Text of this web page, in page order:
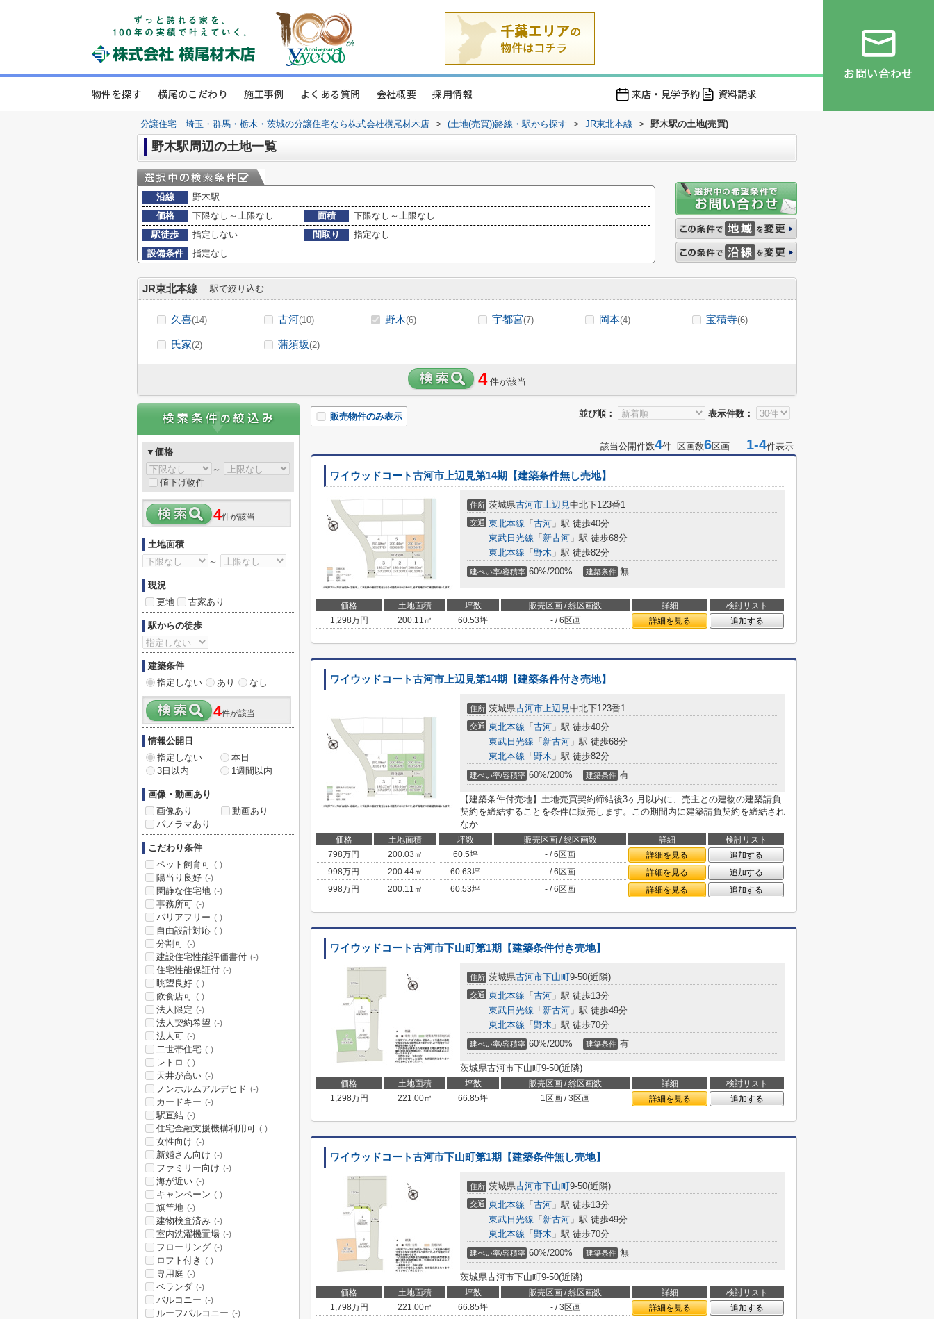
物件を探す 横尾のこだわり 施工事例 よくある質問 会社概要 採用情報 来店・見学予約 資料請求
お問い合わせ
分譲住宅｜埼玉・群馬・栃木・茨城の分譲住宅なら株式会社横尾材木店 > (土地(売買))路線・駅から探す > JR東北本線 > 野木駅の土地(売買)
野木駅周辺の土地一覧
沿線
野木駅
価格
下限なし～上限なし 面積
下限なし～上限なし
駅徒歩
指定しない 間取り
指定なし
設備条件
指定なし
JR東北本線 駅で絞り込む
久喜(14) 古河(10) 野木(6) 宇都宮(7) 岡本(4) 宝積寺(6)
氏家(2) 蒲須坂(2)
4 件が該当
並び順： 表示件数：
販売物件のみ表示
該当公開件数4件 区画数6区画 1-4件表示
ワイウッドコート古河市上辺見第14期【建築条件無し売地】
住所 茨城県古河市上辺見中北下123番1
交通 東北本線 「 古河 」駅 徒歩40分
東武日光線 「 新古河 」駅 徒歩68分
東北本線 「 野木 」駅 徒歩82分
建ぺい率/容積率 60%/200% 建築条件 無
価格 土地面積 坪数 販売区画 / 総区画数 詳細
検討リスト
1,298万円 200.11㎡ 60.53坪 - / 6区画 詳細を見る 追加する
ワイウッドコート古河市上辺見第14期【建築条件付き売地】
住所 茨城県古河市上辺見中北下123番1
交通 東北本線 「 古河 」駅 徒歩40分
東武日光線 「 新古河 」駅 徒歩68分
東北本線 「 野木 」駅 徒歩82分
建ぺい率/容積率 60%/200% 建築条件 有
【建築条件付売地】土地売買契約締結後3ヶ月以内に、売主との建物の建築請負
契約を締結することを条件に販売します。この期間内に建築請負契約を締結され
なか...
価格 土地面積 坪数 販売区画 / 総区画数 詳細
検討リスト
798万円 200.03㎡ 60.5坪 - / 6区画 詳細を見る
追加する
998万円 200.44㎡ 60.63坪 - / 6区画 詳細を見る
追加する
998万円 200.11㎡ 60.53坪 - / 6区画 詳細を見る 追加する
ワイウッドコート古河市下山町第1期【建築条件付き売地】
住所 茨城県古河市下山町9-50(近隣)
交通 東北本線 「 古河 」駅 徒歩13分
東武日光線 「 新古河 」駅 徒歩49分
東北本線 「 野木 」駅 徒歩70分
建ぺい率/容積率 60%/200% 建築条件 有
茨城県古河市下山町9-50(近隣)
価格 土地面積 坪数 販売区画 / 総区画数 詳細
検討リスト
1,298万円 221.00㎡ 66.85坪 1区画 / 3区画 詳細を見る 追加する
ワイウッドコート古河市下山町第1期【建築条件無し売地】
住所 茨城県古河市下山町9-50(近隣)
交通 東北本線 「 古河 」駅 徒歩13分
東武日光線 「 新古河 」駅 徒歩49分
東北本線 「 野木 」駅 徒歩70分
建ぺい率/容積率 60%/200% 建築条件 無
茨城県古河市下山町9-50(近隣)
価格 土地面積 坪数 販売区画 / 総区画数 詳細
検討リスト
1,798万円 221.00㎡ 66.85坪 - / 3区画 詳細を見る 追加する
▼価格
～
値下げ物件
4件が該当
土地面積
～
現況
更地
古家あり
駅からの徒歩
建築条件
指定しない
あり なし
4件が該当
情報公開日
指定しない
本日
3日以内
1週間以内
画像・動画あり
画像あり
動画あり
パノラマあり
こだわり条件
ペット飼育可 (-)
陽当り良好 (-)
閑静な住宅地 (-)
事務所可 (-)
バリアフリー (-)
自由設計対応 (-)
分割可 (-)
建設住宅性能評価書付 (-)
住宅性能保証付 (-)
眺望良好 (-)
飲食店可 (-)
法人限定 (-)
法人契約希望 (-)
法人可 (-)
二世帯住宅 (-)
レトロ (-)
天井が高い (-)
ノンホルムアルデヒド (-)
カードキー (-)
駅直結 (-)
住宅金融支援機構利用可 (-)
女性向け (-)
新婚さん向け (-)
ファミリー向け (-)
海が近い (-)
キャンペーン (-)
旗竿地 (-)
建物検査済み (-)
室内洗濯機置場 (-)
フローリング (-)
ロフト付き (-)
専用庭 (-)
ベランダ (-)
バルコニー (-)
ルーフバルコニー (-)